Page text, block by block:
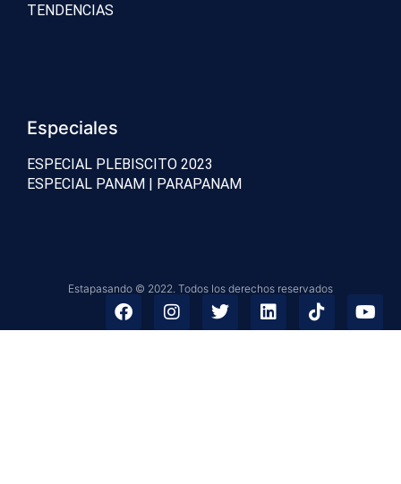
TENDENCIAS
Especiales
ESPECIAL PLEBISCITO 2023
ESPECIAL PANAM | PARAPANAM
Estapasando © 2022. Todos los derechos reservados